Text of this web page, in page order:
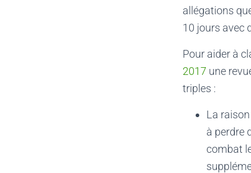
allégations
10 jours avec
Pour aider à
2017 une
triples :
La
à perdre
combat